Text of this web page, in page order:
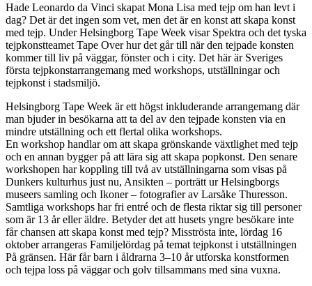
Hade Leonardo da Vinci skapat Mona Lisa med tejp om han levt i
dag? Det är det ingen som vet, men det är en konst att skapa konst
med tejp. Under Helsingborg Tape Week visar Spektra och det tyska
tejpkonstteamet Tape Over hur det går till när den tejpade konsten
kommer till liv på väggar, fönster och i city. Det här är Sveriges
första tejpkonstarrangemang med workshops, utställningar och
tejpkonst i stadsmiljö.
Helsingborg Tape Week är ett högst inkluderande arrangemang där
man bjuder in besökarna att ta del av den tejpade konsten via en
mindre utställning och ett flertal olika workshops.
En workshop handlar om att skapa grönskande växtlighet med tejp
och en annan bygger på att lära sig att skapa popkonst. Den senare
workshopen har koppling till två av utställningarna som visas på
Dunkers kulturhus just nu, Ansikten – porträtt ur Helsingborgs
museers samling och Ikoner – fotografier av Larsåke Thuresson.
Samtliga workshops har fri entré och de flesta riktar sig till personer
som är 13 år eller äldre. Betyder det att husets yngre besökare inte
får chansen att skapa konst med tejp? Misströsta inte, lördag 16
oktober arrangeras Familjelördag på temat tejpkonst i utställningen
På gränsen. Här får barn i åldrarna 3–10 år utforska konstformen
och tejpa loss på väggar och golv tillsammans med sina vuxna.